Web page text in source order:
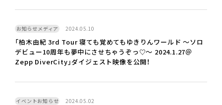
お知らせメディア 2024.05.10
「柏木由紀 3rd Tour 寝ても覚めてもゆきりんワールド ～ソロ
デビュー10周年も夢中にさせちゃうぞっ♡～ 2024.1.27＠
Zepp DiverCity」ダイジェスト映像を公開！
イベントお知らせ 2024.05.02